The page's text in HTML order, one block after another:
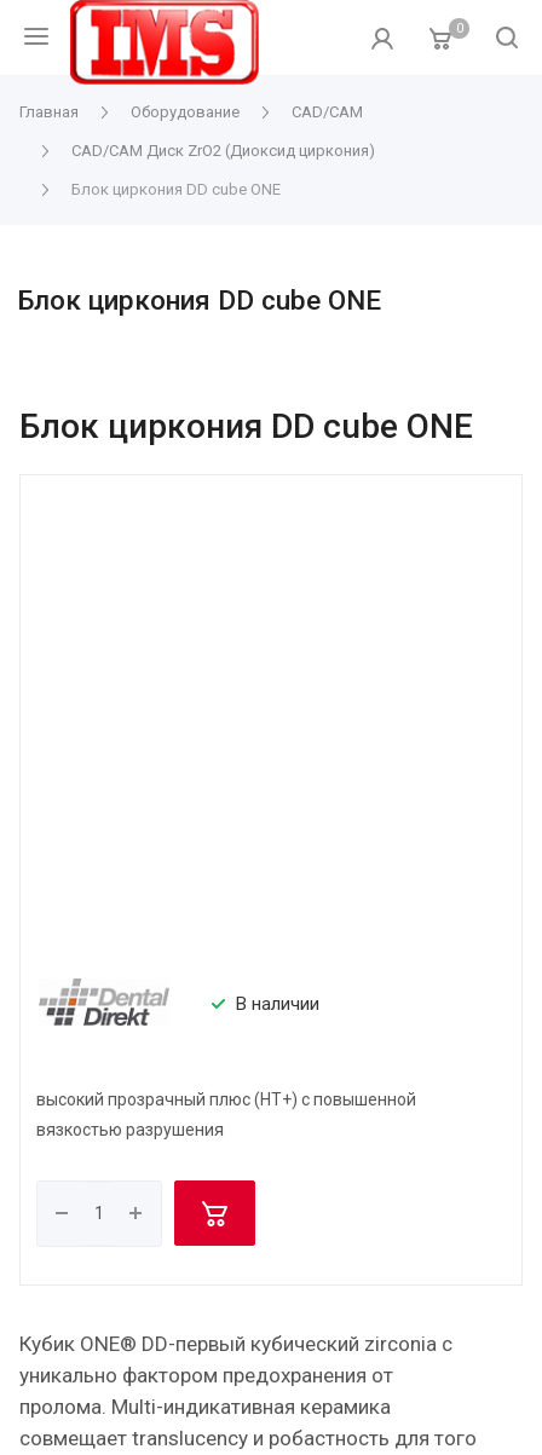
0
Главная Оборудование CAD/CAM
CAD/CAM Диск ZrO2 (Диоксид циркония)
Блок циркония DD cube ONE
Блок циркония DD cube ONE
Блок циркония DD cube ONE
В наличии
высокий прозрачный плюс (HT+) с повышенной
вязкостью разрушения
Кубик ONE® DD-первый кубический zirconia с
уникально фактором предохранения от
пролома. Multi-индикативная керамика
совмещает translucency и робастность для того